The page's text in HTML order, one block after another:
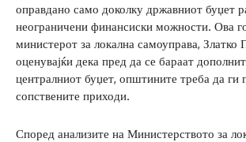
оправдано само доколку државниот буџет
неограничени финансиски можности. Ова
министерот за локална самоуправа, Златко
оценувајќи дека пред да се бараат
централниот буџет, општините треба да ги
сопствените приходи.
Според анализите на Министерството за